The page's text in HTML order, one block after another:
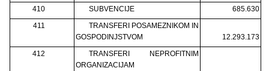
410
SUBVENCIJE
685.630
411
TRANSFERI POSAMEZNIKOM IN
GOSPODINJSTVOM
12.293.173
412
TRANSFERI NEPROFITNIM
ORGANIZACIJAM